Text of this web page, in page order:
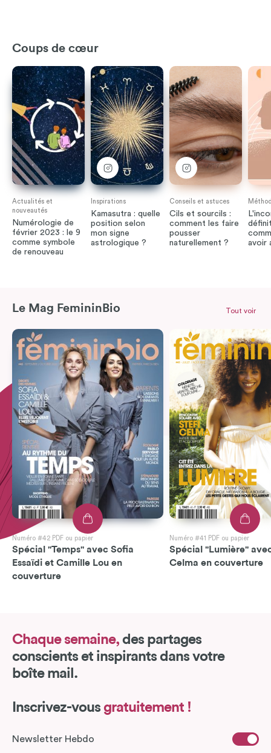
Coups de cœur
Actualités et
nouveautés
Numérologie de
février 2023 : le 9
comme symbole
de renouveau
Inspirations
Kamasutra : quelle
position selon
mon signe
astrologique ?
Conseils et astuces
Cils et sourcils :
comment les faire
pousser
naturellement ?
avoir
Le Mag FemininBio
Numéro #42 PDF ou papier
Spécial "Temps" avec Sofia
Essaïdi et Camille Lou en
couverture
Numéro #41 PDF ou papier
Spécial "Lumière"
Celma en couverture
Tout voir
Chaque semaine, des partages
conscients et inspirants dans votre
boîte mail.
Inscrivez-vous gratuitement !
Newsletter Hebdo